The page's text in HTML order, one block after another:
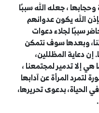
، جعله الله سببًا
الله يكون عدوانهم
سببًا لجلاء دعوات
وبعدها سوف نتمكن
إن دعاية المظللين،
هي إلا تدمير لمجتمعنا ،
المرأة عن آدابها
الحياة، بدعوى تحريرها،